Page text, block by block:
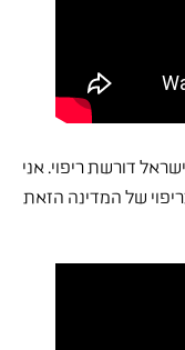
דורשת ריפוי. אני
של המדינה הזאת